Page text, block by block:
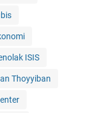
ISIS
Thoyyiban